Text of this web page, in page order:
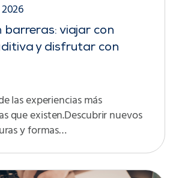
barreras: viajar con
y disfrutar con
las experiencias más
que existen.Descubrir nuevos
y formas…